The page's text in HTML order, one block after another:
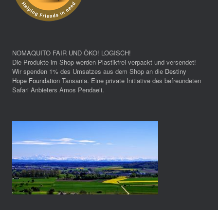
NOMAQUITO FAIR UND ÖKO! LOGISCH!
Die Produkte im Shop werden Plastikfrei verpackt und versendet!
Wir spenden 1% des Umsatzes aus dem Shop an die Destiny
Hope Foundation Tansania. Eine private Initiative des befreundeten
Safari Anbieters Amos Pendaeli.